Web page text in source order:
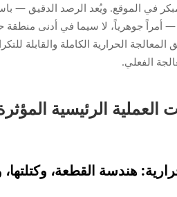
في الموقع. ويُعد الرصد الدقيق —
— أمراً جوهرياً، لا سيما في أدنى
الحرارية الكاملة والقابلة
الفعلي.
العملية الرئيسية
هندسة القطعة،